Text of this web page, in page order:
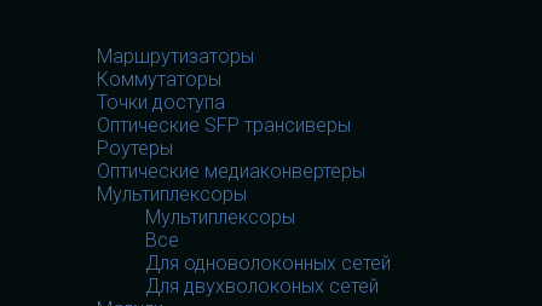
Маршрутизаторы
Коммутаторы
Точки доступа
Оптические SFP трансиверы
Роутеры
Оптические медиаконвертеры
Мультиплексоры
Мультиплексоры
Все
Для одноволоконных сетей
Для двухволоконых сетей